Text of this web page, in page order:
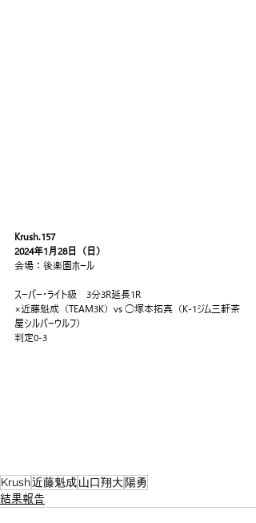
Krush.157
2024年1月28日（日）
会場：後楽園ホール
スーパー・ライト級　3分3R延長1R
×近藤魁成（TEAM3K）vs ◯塚本拓真（K-1ジム三軒茶
屋シルバーウルフ）
判定0-3
Krush近藤魁成山口翔大陽勇
結果報告